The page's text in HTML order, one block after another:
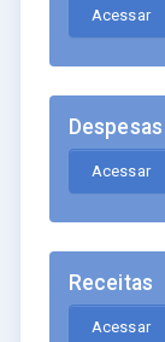
Acessar
Despesas
Acessar
Receitas
Acessar